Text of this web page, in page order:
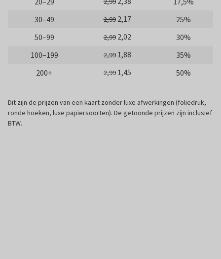
30–49
2,99 2,17
25%
50–99
2,99 2,02
30%
100–199
2,99 1,88
35%
200+
2,99 1,45 50%
Dit zijn de prijzen van een kaart zonder luxe afwerkingen (foliedruk,
ronde hoeken, luxe papiersoorten). De getoonde prijzen zijn inclusief
BTW.